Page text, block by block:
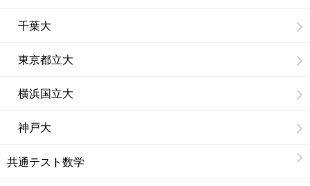
千葉大
東京都立大
横浜国立大
神戸大
共通テスト数学